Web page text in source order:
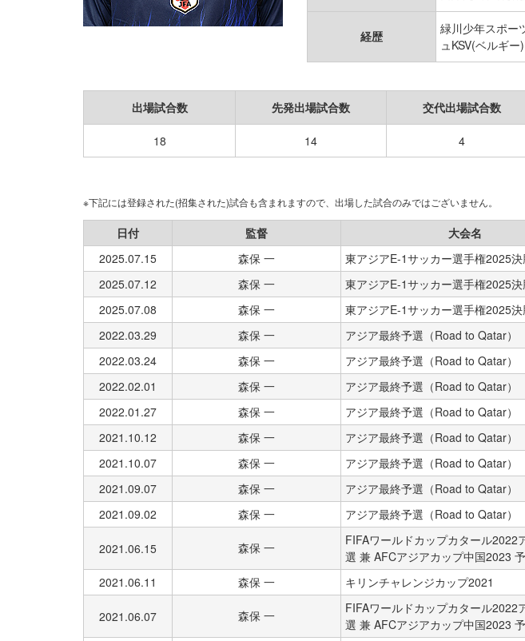
経歴
緑川少年スポ
ュKSV(ベルギ
出場試合数 先発出場試合数 交代出場試合数
18 14 4
※下記には登録された(招集された)試合も含まれますので、出場した試合のみではございません。
日付 監督 大会名
2025.07.15
森保 一 東アジアE-1サッカー選手権2025
2025.07.12
森保 一 東アジアE-1サッカー選手権2025
2025.07.08
森保 一 東アジアE-1サッカー選手権2025
2022.03.29
森保 一 アジア最終予選（Road to Qatar）
2022.03.24
森保 一 アジア最終予選（Road to Qatar）
2022.02.01
森保 一 アジア最終予選（Road to Qatar）
2022.01.27
森保 一 アジア最終予選（Road to Qatar）
2021.10.12
森保 一 アジア最終予選（Road to Qatar）
2021.10.07
森保 一 アジア最終予選（Road to Qatar）
2021.09.07
森保 一 アジア最終予選（Road to Qatar）
2021.09.02
森保 一 アジア最終予選（Road to Qatar）
2021.06.15 森保 一
FIFAワールドカップカタール2022
選 兼 AFCアジアカップ中国2023
2021.06.11 森保 一 キリンチャレンジカップ2021
2021.06.07 森保 一
FIFAワールドカップカタール2022
選 兼 AFCアジアカップ中国2023